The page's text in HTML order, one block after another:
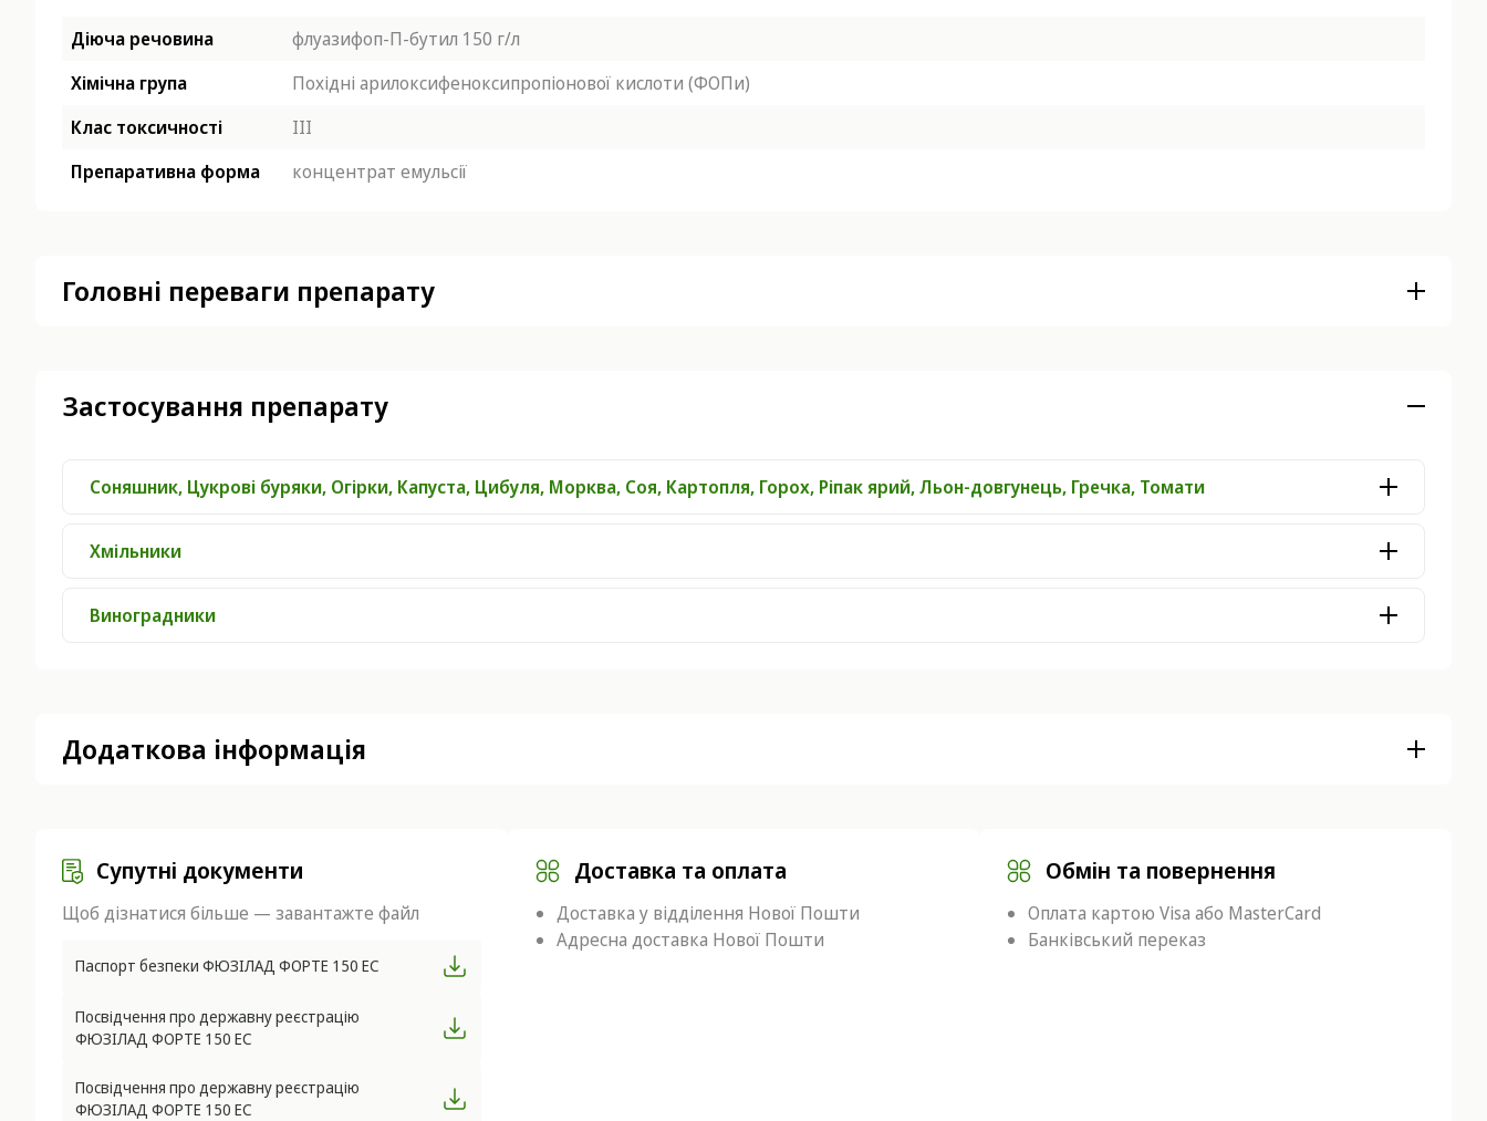
Діюча речовина
флуазифоп-П-бутил 150 г/л
Хімічна група
Похідні арилоксифеноксипропіонової кислоти (ФОПи)
Клас токсичності
ІІІ
Препаративна форма
концентрат емульсії
Головні переваги препарату
Застосування препарату
Соняшник, Цукрові буряки, Огірки, Капуста, Цибуля, Морква, Соя, Картопля, Горох, Ріпак ярий, Льон-довгунець, Гречка, Томати
Хмільники
Виноградники
Додаткова інформація
Супутні документи
Щоб дізнатися більше — завантажте файл
Паспорт безпеки ФЮЗІЛАД ФОРТЕ 150 ЕС
Посвідчення про державну реєстрацію
ФЮЗІЛАД ФОРТЕ 150 ЕС
Посвідчення про державну реєстрацію
ФЮЗІЛАД ФОРТЕ 150 ЕС
Доставка та оплата
Доставка у відділення Нової Пошти
Адресна доставка Нової Пошти
Обмін та повернення
Оплата картою Visa або MasterCard
Банківський переказ